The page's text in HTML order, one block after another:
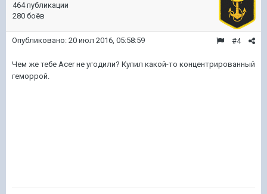
464 публикации
280 боёв
#4
Опубликовано: 20 июл 2016, 05:58:59
Чем же тебе Acer не угодили? Купил какой-то концентрированный
геморрой.